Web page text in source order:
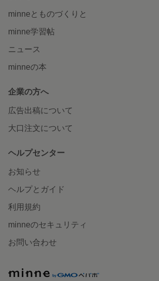
minneとものづくりと
minne学習帖
ニュース
minneの本
企業の方へ
広告出稿について
大口注文について
ヘルプセンター
お知らせ
ヘルプとガイド
利用規約
minneのセキュリティ
お問い合わせ